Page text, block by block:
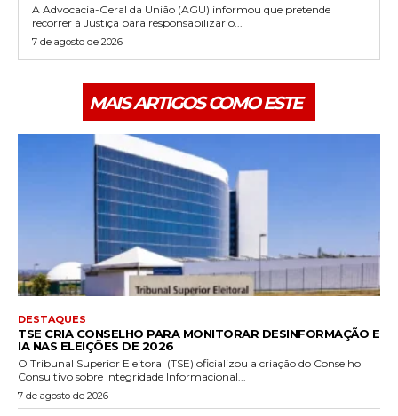
A Advocacia-Geral da União (AGU) informou que pretende
recorrer à Justiça para responsabilizar o...
7 de agosto de 2026
MAIS ARTIGOS COMO ESTE
DESTAQUES
TSE CRIA CONSELHO PARA MONITORAR DESINFORMAÇÃO E
IA NAS ELEIÇÕES DE 2026
O Tribunal Superior Eleitoral (TSE) oficializou a criação do Conselho
Consultivo sobre Integridade Informacional...
7 de agosto de 2026